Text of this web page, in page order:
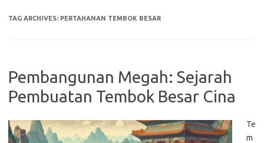
TAG ARCHIVES: PERTAHANAN TEMBOK BESAR
Pembangunan Megah: Sejarah
Pembuatan Tembok Besar Cina
Te
m